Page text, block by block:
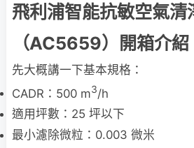
飛利浦智能抗敏空氣清
（AC5659）開箱介紹
先大概講一下基本規格：
CADR：500 m3/h
適用坪數：25 坪以下
最小濾除微粒：0.003 微米